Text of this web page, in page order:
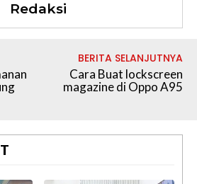
Redaksi
BERITA SELANJUTNYA
Cara Buat lockscreen
magazine di Oppo A95